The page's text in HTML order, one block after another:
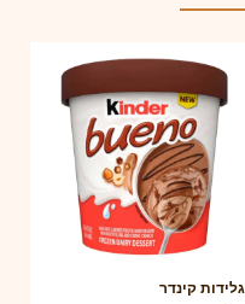
גלידות קינדר